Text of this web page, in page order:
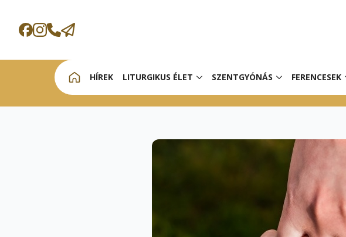
HÍREK LITURGIKUS ÉLET SZENTGYÓNÁS FERENCESEK